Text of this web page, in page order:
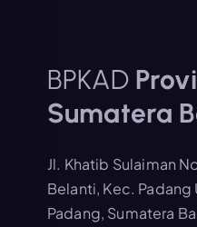
BPKAD
Sumatera
Jl. Khatib Sulaiman
Belanti, Kec. Padang
Padang, Sumatera